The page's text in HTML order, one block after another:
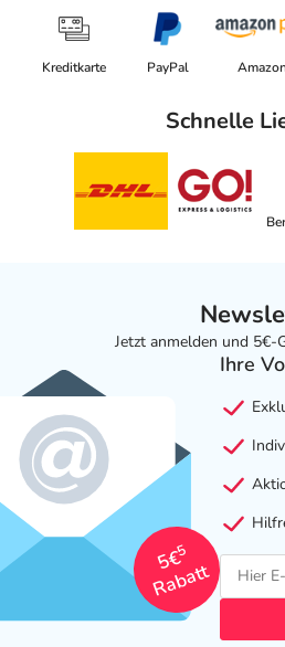
Kreditkarte PayPal Amazon
Schnelle
Jetzt anmelden und 5€-
5€
5
Rabatt
Ihre